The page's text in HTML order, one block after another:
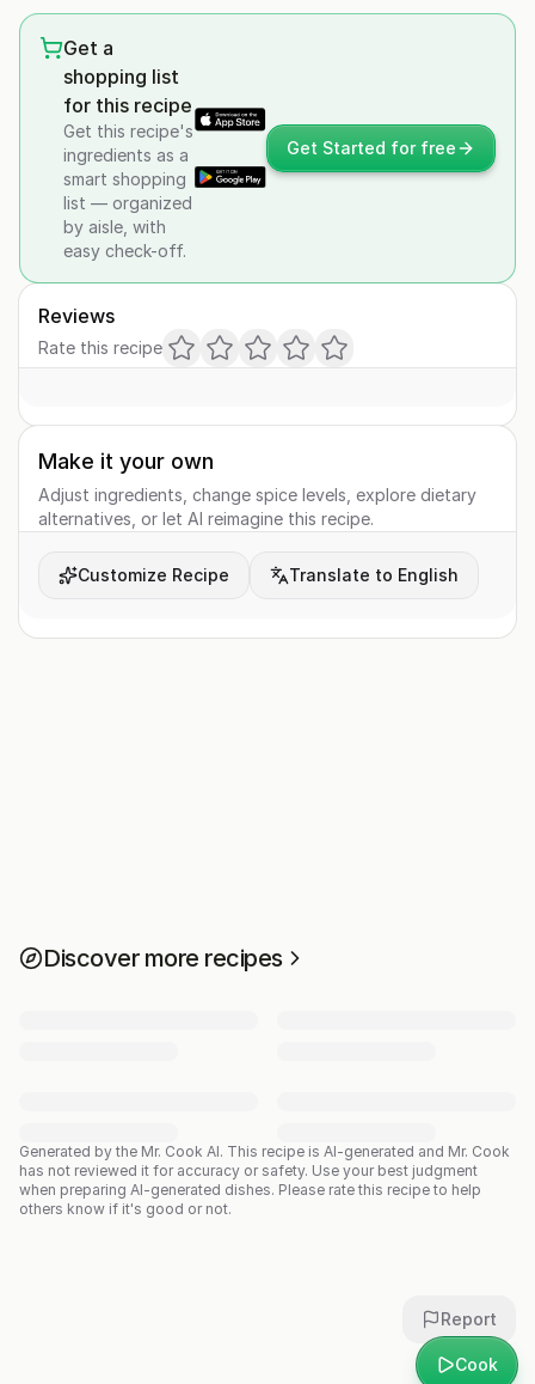
Cook
Get a
shopping list
for this recipe
Get this recipe's
ingredients as a
smart shopping
list — organized
by aisle, with
easy check-off.
Get Started for free
Reviews
Rate this recipe
Make it your own
Adjust ingredients, change spice levels, explore dietary
alternatives, or let AI reimagine this recipe.
Customize Recipe Translate to English
Discover more recipes
Generated by the Mr. Cook AI. This recipe is AI-generated and Mr. Cook
has not reviewed it for accuracy or safety. Use your best judgment
when preparing AI-generated dishes. Please rate this recipe to help
others know if it's good or not.
Report